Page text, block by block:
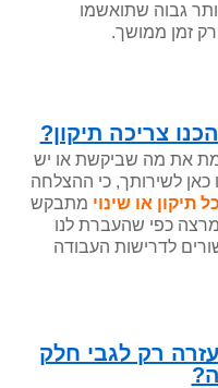
גבוה שתואשמו
זמן ממושך.
צריכה תיקון?
את מה שביקשת או יש
כאן לשירותך, כי ההצלחה
תיקון או שינוי מתבקש
כפי שהעברת לנו
לדרישות העבודה
רק לגבי חלק